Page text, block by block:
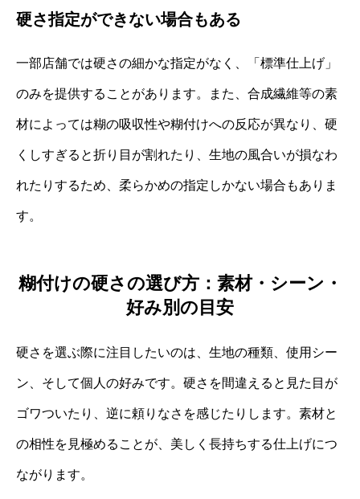
硬さ指定ができない場合もある
一部店舗では硬さの細かな指定がなく、「標準仕上げ」
のみを提供することがあります。また、合成繊維等の素
材によっては糊の吸収性や糊付けへの反応が異なり、硬
くしすぎると折り目が割れたり、生地の風合いが損なわ
れたりするため、柔らかめの指定しかない場合もありま
す。
糊付けの硬さの選び方：素材・シーン・
好み別の目安
硬さを選ぶ際に注目したいのは、生地の種類、使用シー
ン、そして個人の好みです。硬さを間違えると見た目が
ゴワついたり、逆に頼りなさを感じたりします。素材と
の相性を見極めることが、美しく長持ちする仕上げにつ
ながります。